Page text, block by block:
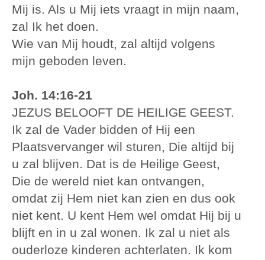
Mij is. Als u Mij iets vraagt in mijn naam,
zal Ik het doen.
Wie van Mij houdt, zal altijd volgens
mijn geboden leven.
Joh. 14:16-21
JEZUS BELOOFT DE HEILIGE GEEST.
Ik zal de Vader bidden of Hij een
Plaatsvervanger wil sturen, Die altijd bij
u zal blijven. Dat is de Heilige Geest,
Die de wereld niet kan ontvangen,
omdat zij Hem niet kan zien en dus ook
niet kent. U kent Hem wel omdat Hij bij u
blijft en in u zal wonen. Ik zal u niet als
ouderloze kinderen achterlaten. Ik kom